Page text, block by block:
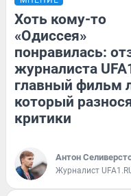
Хоть кому-то
«Одиссея»
понравилась:
журналиста
главный фильм
который
критики
Антон
Журналист